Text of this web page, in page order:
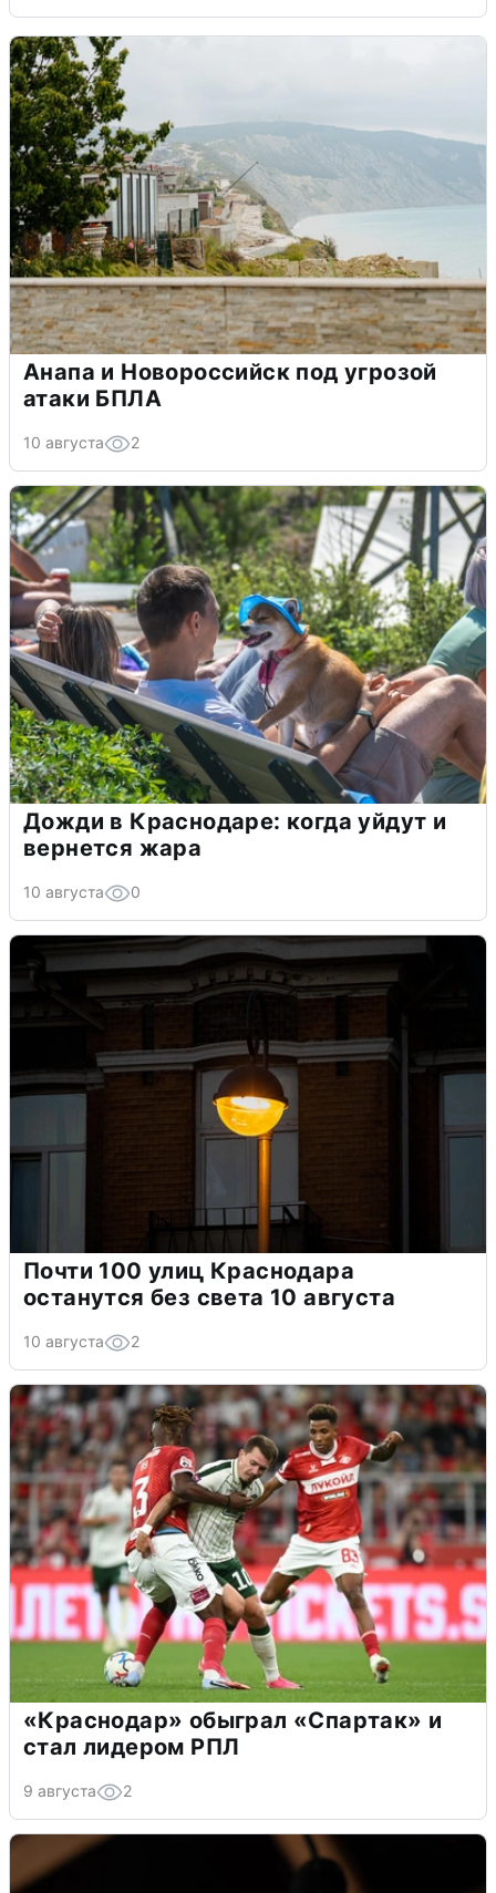
Анапа и Новороссийск под угрозой
атаки БПЛА
10 августа 2
Дожди в Краснодаре: когда уйдут и
вернется жара
10 августа 0
Почти 100 улиц Краснодара
останутся без света 10 августа
10 августа 2
«Краснодар» обыграл «Спартак» и
стал лидером РПЛ
9 августа 2